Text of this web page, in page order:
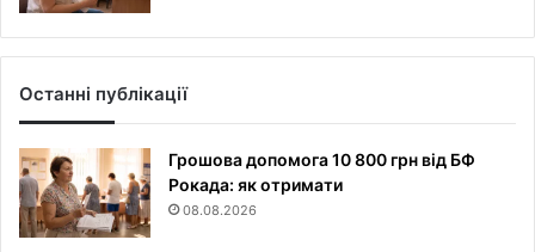
Останні публікації
Грошова допомога 10 800 грн від БФ
Рокада: як отримати
08.08.2026